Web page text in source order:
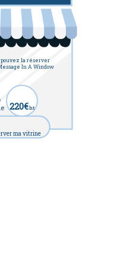
pouvez la réserver
In A Window
220€ht
ma vitrine